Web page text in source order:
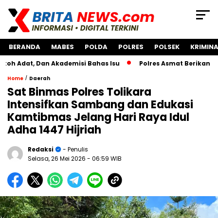
BERANDA MABES POLDA POLRES POLSEK
Akademisi Bahas Isu Polres Asmat Berikan Bantuan
Home / Daerah
Sat Binmas Polres Tolikara
Intensifkan Sambang dan Edukasi
Kamtibmas Jelang Hari Raya Idul
Adha 1447 Hijriah
Redaksi
- Penulis
Selasa, 26 Mei 2026 - 06:59 WIB